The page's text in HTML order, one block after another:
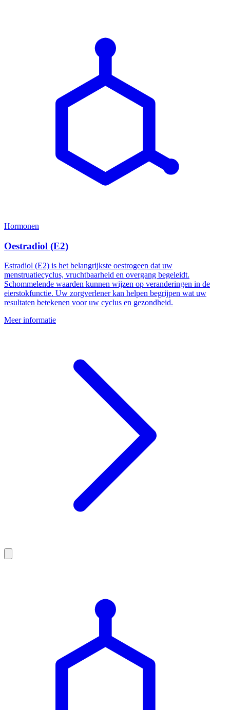
Hormonen
Oestradiol (E2)
Estradiol (E2) is het belangrijkste oestrogeen dat uw
menstruatiecyclus, vruchtbaarheid en overgang begeleidt.
Schommelende waarden kunnen wijzen op veranderingen in de
eierstokfunctie. Uw zorgverlener kan helpen begrijpen wat uw
resultaten betekenen voor uw cyclus en gezondheid.
Meer informatie